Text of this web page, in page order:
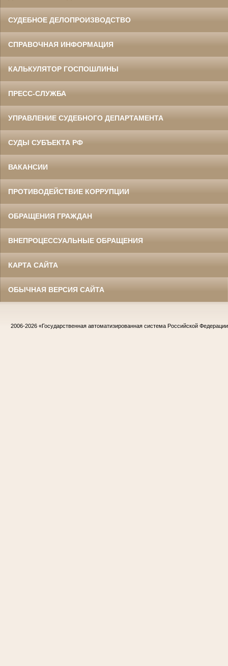
СУДЕБНОЕ ДЕЛОПРОИЗВОДСТВО
СПРАВОЧНАЯ ИНФОРМАЦИЯ
КАЛЬКУЛЯТОР ГОСПОШЛИНЫ
ПРЕСС-СЛУЖБА
УПРАВЛЕНИЕ СУДЕБНОГО ДЕПАРТАМЕНТА
СУДЫ СУБЪЕКТА РФ
ВАКАНСИИ
ПРОТИВОДЕЙСТВИЕ КОРРУПЦИИ
ОБРАЩЕНИЯ ГРАЖДАН
ВНЕПРОЦЕССУАЛЬНЫЕ ОБРАЩЕНИЯ
КАРТА САЙТА
ОБЫЧНАЯ ВЕРСИЯ САЙТА
2006-2026 «Государственная автоматизированная система Российской